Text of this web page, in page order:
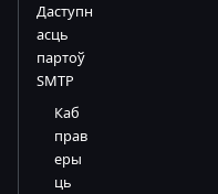
Даступн
асць
партоў
SMTP
Каб
прав
еры
ць